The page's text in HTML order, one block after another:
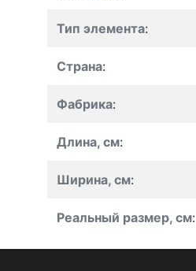
Тип элемента:
Страна:
Фабрика:
Длина, см:
Ширина, см:
Реальный размер, см: